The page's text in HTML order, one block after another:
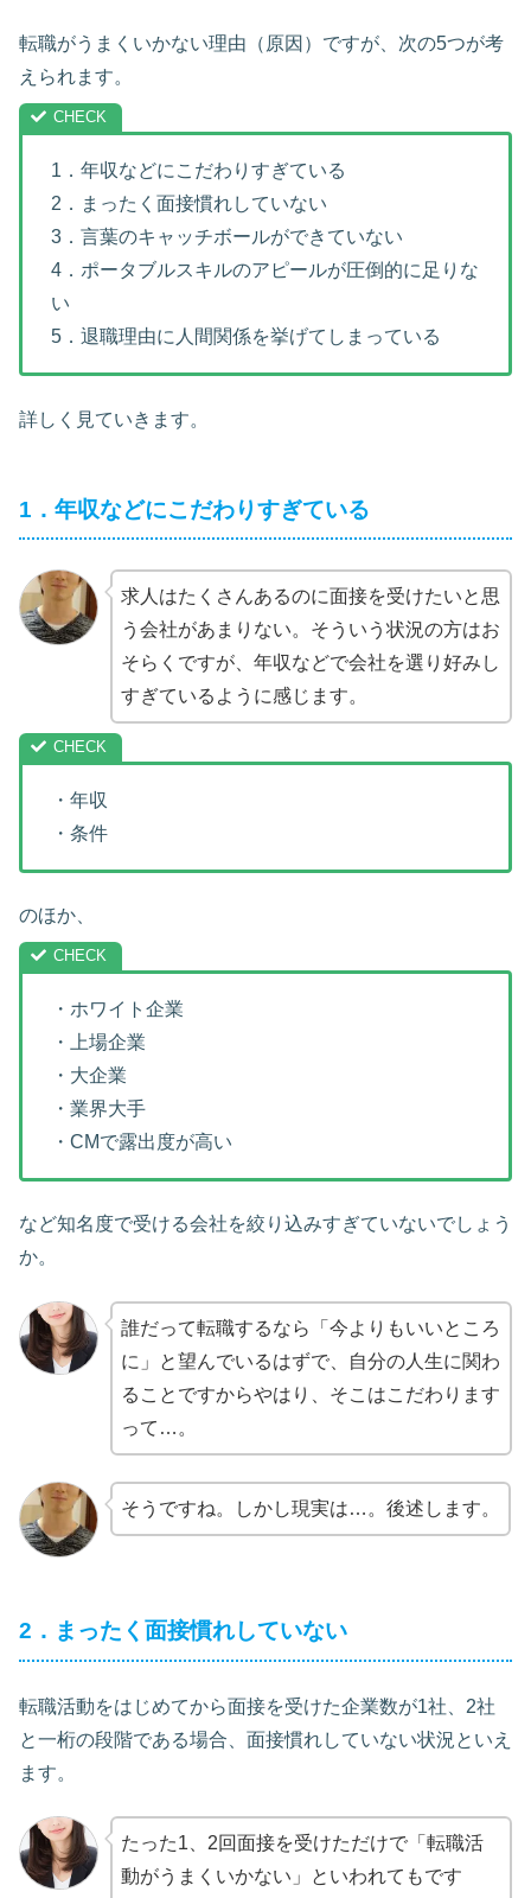
転職がうまくいかない理由（原因）ですが、次の5つが考
えられます。
1．年収などにこだわりすぎている
2．まったく面接慣れしていない
3．言葉のキャッチボールができていない
4．ポータブルスキルのアピールが圧倒的に足りな
い
5．退職理由に人間関係を挙げてしまっている
詳しく見ていきます。
1．年収などにこだわりすぎている
求人はたくさんあるのに面接を受けたいと思
う会社があまりない。そういう状況の方はお
そらくですが、年収などで会社を選り好みし
すぎているように感じます。
・年収
・条件
のほか、
・ホワイト企業
・上場企業
・大企業
・業界大手
・CMで露出度が高い
など知名度で受ける会社を絞り込みすぎていないでしょう
か。
誰だって転職するなら「今よりもいいところ
に」と望んでいるはずで、自分の人生に関わ
ることですからやはり、そこはこだわります
って…。
そうですね。しかし現実は…。後述します。
2．まったく面接慣れしていない
転職活動をはじめてから面接を受けた企業数が1社、2社
と一桁の段階である場合、面接慣れしていない状況といえ
ます。
たった1、2回面接を受けただけで「転職活
動がうまくいかない」といわれてもです